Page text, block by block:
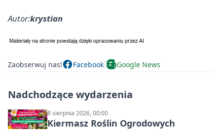
Autor:krystian
Zaobserwuj nas! Facebook Google News
Nadchodzące wydarzenia
8 sierpnia 2026, 00:00
Kiermasz Roślin Ogrodowych